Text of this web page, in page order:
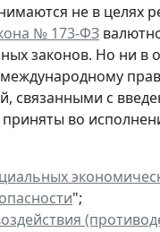
не в целях
№ 173-ФЗ
законов. Но ни в
связанными с
во
";